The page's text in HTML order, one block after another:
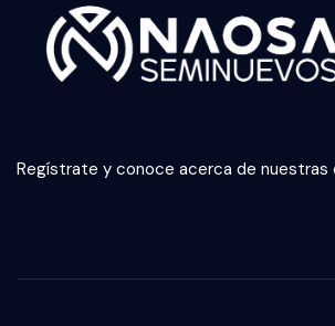
Regístrate y conoce acerca de nuestras